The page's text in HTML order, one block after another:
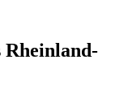
Rheinland-